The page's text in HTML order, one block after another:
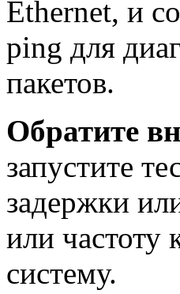
Ethernet, и
ping для
пакетов.
Обратите
запустите
задержки
или частоту
систему.